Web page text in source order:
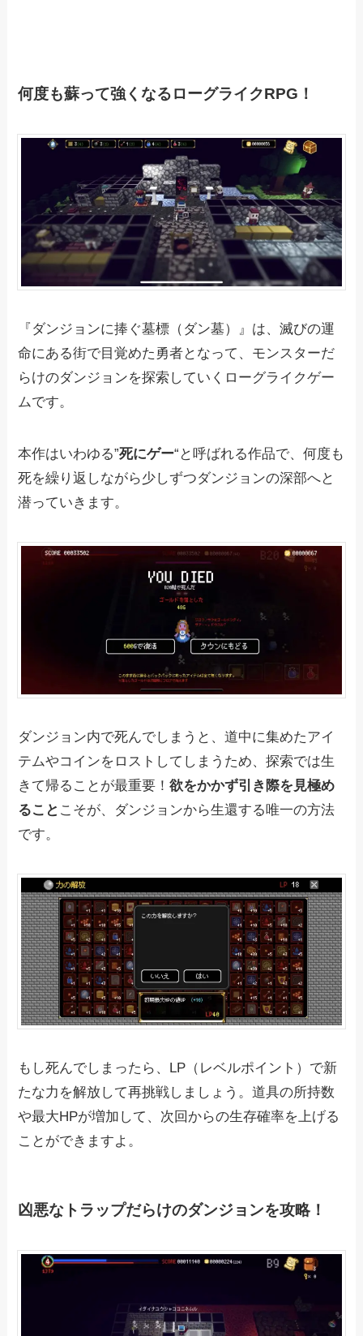
何度も蘇って強くなるローグライクRPG！
『ダンジョンに捧ぐ墓標（ダン墓）』は、滅びの運
命にある街で目覚めた勇者となって、モンスターだ
らけのダンジョンを探索していくローグライクゲー
ムです。
本作はいわゆる”死にゲー“と呼ばれる作品で、何度も
死を繰り返しながら少しずつダンジョンの深部へと
潜っていきます。
ダンジョン内で死んでしまうと、道中に集めたアイ
テムやコインをロストしてしまうため、探索では生
きて帰ることが最重要！欲をかかず引き際を見極め
ること こそが、ダンジョンから生還する唯一の方法
です。
もし死んでしまったら、LP（レベルポイント）で新
たな力を解放して再挑戦しましょう。道具の所持数
や最大HPが増加して、次回からの生存確率を上げる
ことができますよ。
凶悪なトラップだらけのダンジョンを攻略！